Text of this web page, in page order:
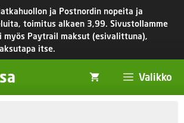
ja Postnordin nopeita ja
toimitus alkaen 3,99. Sivustollamme
myös Paytrail maksut (esivalittuna),
itse.
Valikko